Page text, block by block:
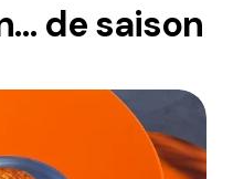
de saison